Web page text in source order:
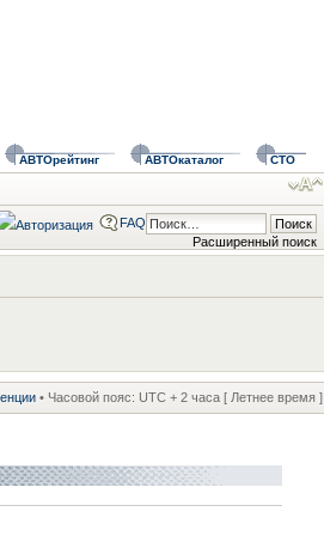
АВТОрейтинг АВТОкаталог СТО
Расширенный поиск
FAQ
• Часовой пояс: UTC + 2 часа [ Летнее время ]